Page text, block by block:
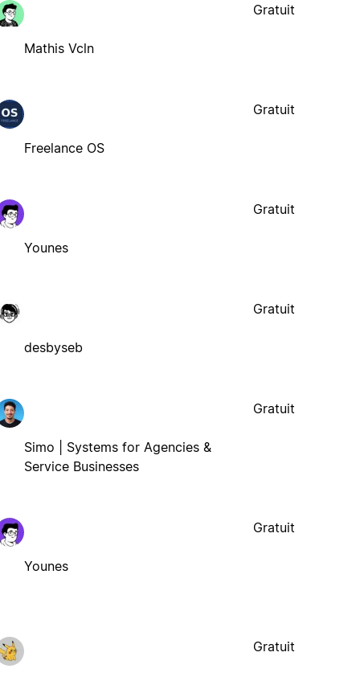
Mathis Vcln
Gratuit
Freelance OS
Gratuit
Younes
Gratuit
desbyseb
Gratuit
Simo | Systems for Agencies &
Service Businesses
Gratuit
Younes
Gratuit
Gratuit